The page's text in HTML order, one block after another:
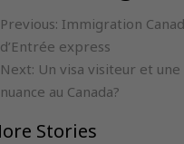
Previous: Immigration
d’Entrée express
Next: Un visa visiteur et
nuance au Canada?
Stories